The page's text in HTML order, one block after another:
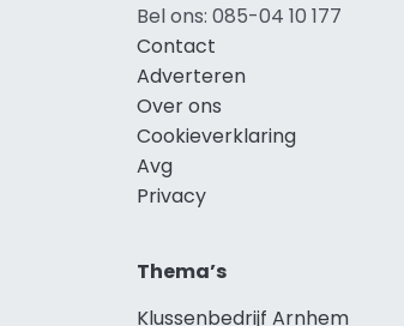
Bel ons: 085-04 10 177
Contact
Adverteren
Over ons
Cookieverklaring
Avg
Privacy
Thema’s
Klussenbedrijf Arnhem